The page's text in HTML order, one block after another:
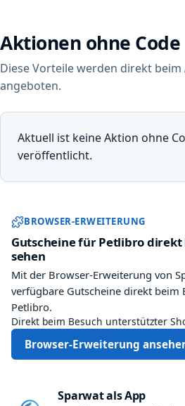
a
t
z
o
e
t
e
n
c
o
,
d
e
e
n
c
h
e
m
K
i
Aktionen ohne Code
Diese Vorteile werden direkt
angeboten.
Aktuell ist keine Aktion ohne
veröffentlicht.
Sparwat Browser-
BROWSER-ERWEITERUNG
Gutscheine für Petlibro direkt
sehen
Mit der Browser-Erweiterung von
verfügbare Gutscheine direkt beim
Petlibro.
Direkt beim Besuch unterstützter
Browser-Erweiterung
Sparwat als App